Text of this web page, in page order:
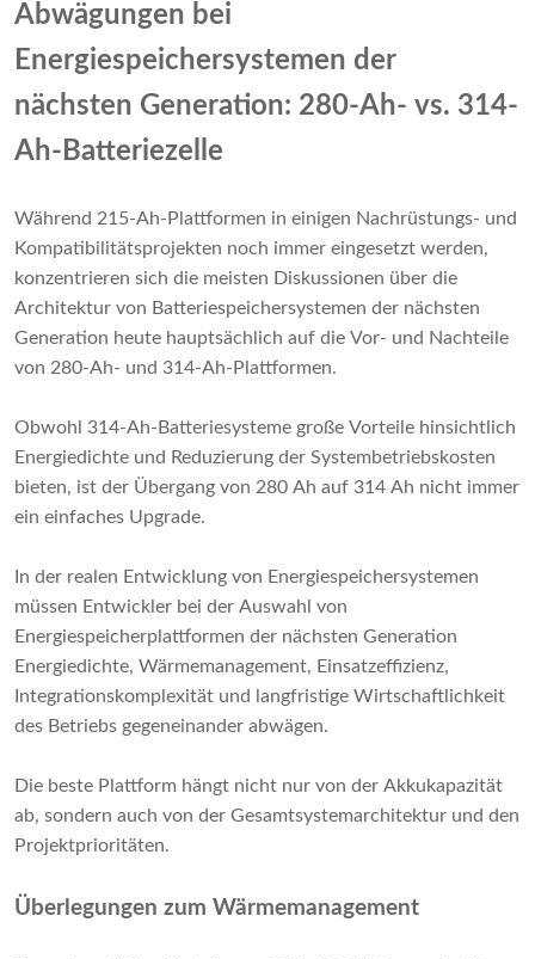
Abwägungen bei
Energiespeichersystemen der
nächsten Generation: 280-Ah- vs. 314-
Ah-Batteriezelle
Während 215-Ah-Plattformen in einigen Nachrüstungs- und
Kompatibilitätsprojekten noch immer eingesetzt werden,
konzentrieren sich die meisten Diskussionen über die
Architektur von Batteriespeichersystemen der nächsten
Generation heute hauptsächlich auf die Vor- und Nachteile
von 280-Ah- und 314-Ah-Plattformen.
Obwohl 314-Ah-Batteriesysteme große Vorteile hinsichtlich
Energiedichte und Reduzierung der Systembetriebskosten
bieten, ist der Übergang von 280 Ah auf 314 Ah nicht immer
ein einfaches Upgrade.
In der realen Entwicklung von Energiespeichersystemen
müssen Entwickler bei der Auswahl von
Energiespeicherplattformen der nächsten Generation
Energiedichte, Wärmemanagement, Einsatzeffizienz,
Integrationskomplexität und langfristige Wirtschaftlichkeit
des Betriebs gegeneinander abwägen.
Die beste Plattform hängt nicht nur von der Akkukapazität
ab, sondern auch von der Gesamtsystemarchitektur und den
Projektprioritäten.
Überlegungen zum Wärmemanagement